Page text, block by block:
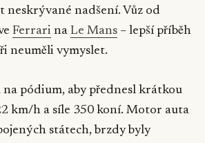
neskrývané nadšení. Vůz od
Ferrari na Le Mans – lepší příběh
neuměli vymyslet.
na pódium, aby přednesl krátkou
km/h a síle 350 koní. Motor auta
státech, brzdy byly